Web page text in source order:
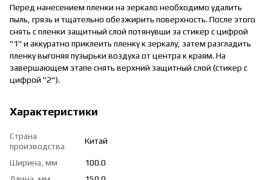
Перед нанесением пленки на зеркало необходимо удалить
пыль, грязь и тщательно обезжирить поверхность. После этого
снять с пленки защитный слой потянувши за стикер с цифрой
"1" и аккуратно приклеить пленку к зеркалу, затем разгладить
пленку выгоняя пузырьки воздуха от центра к краям. На
завершающем этапе снять верхний защитный слой (стикер с
цифрой "2").
Характеристики
Страна
производства
Китай
Ширина, мм
100.0